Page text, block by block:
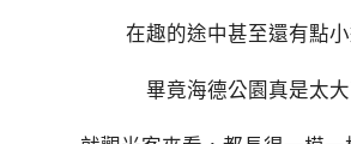
在趣的途中甚至還有點小
畢竟海德公園真是太大